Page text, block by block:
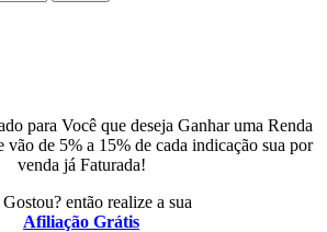
para Você que deseja Ganhar uma Renda
vão de 5% a 15% de cada indicação sua por
venda já Faturada!
Gostou? então realize a sua
Afiliação Grátis